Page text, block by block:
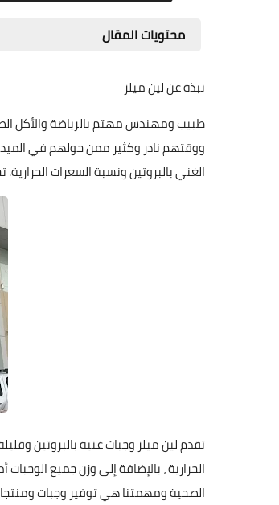
محتويات المقال
نبذة عن لين ميلز
طبيب ومهندس مهتم بالرياضة والأكل
ووقتهم نادر وكثير ممن حولهم في
الغني بالبروتين ونسبة السعرات
تقدم لين ميلز وجبات غنية بالبروتين
الحرارية ، بالإضافة إلى وزن جميع
الصحية ومهمتنا هي توفير وجبات